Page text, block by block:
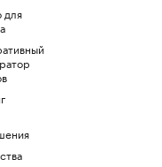
для